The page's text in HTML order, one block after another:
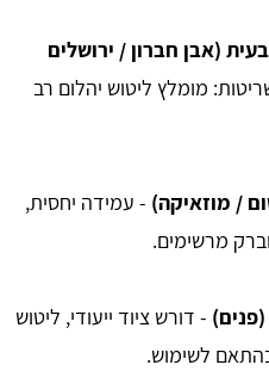
(אבן חברון / ירושלים
מומלץ ליטוש יהלום רב
/ מוזאיקה) - עמידה יחסית,
מרשימים.
- דורש ציוד ייעודי, ליטוש
לשימוש.